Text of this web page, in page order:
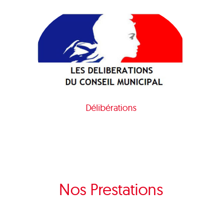
Délibérations
Nos Prestations